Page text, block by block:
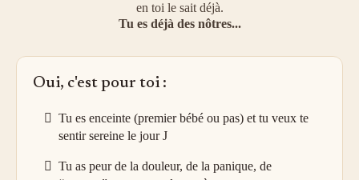
en toi le sait déjà.
Tu es déjà des nôtres...
Oui, c'est pour toi :
Tu es enceinte (premier bébé ou pas) et tu veux te
sentir sereine le jour J
Tu as peur de la douleur, de la panique, de